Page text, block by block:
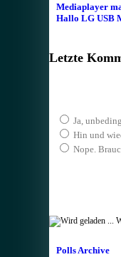
Mediaplayer
Hallo LG USB
Letzte
Ja,
Hin und
Nope.
Polls Archive